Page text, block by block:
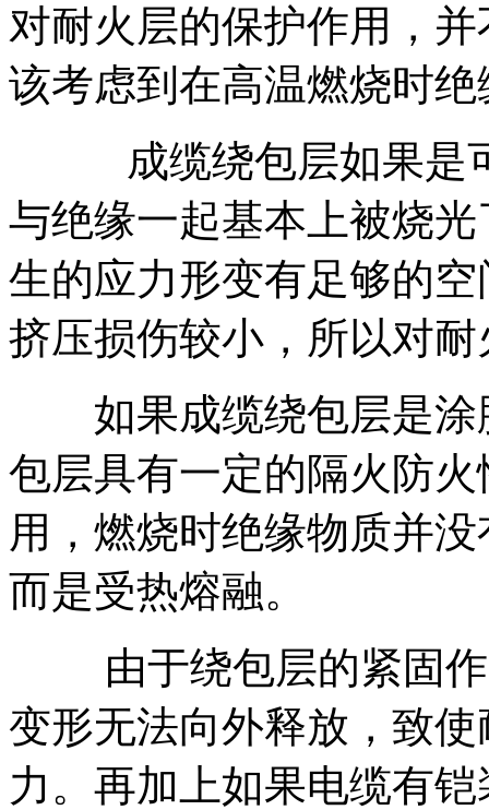
对耐火层的保护作用，
该考虑到在高温燃烧时
成缆绕包层如果是可
与绝缘一起基本上被烧
生的应力形变有足够的
挤压损伤较小，所以对
如果成缆绕包层是涂
包层具有一定的隔火防
用，燃烧时绝缘物质并
而是受热熔融。
由于绕包层的紧固作
变形无法向外释放，致
力。再加上如果电缆有